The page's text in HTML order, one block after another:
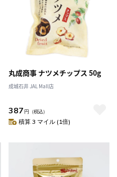
丸成商事 ナツメチップス 50g
成城石井 JAL Mall店
387 円 （税込）
積算 3 マイル (1倍)